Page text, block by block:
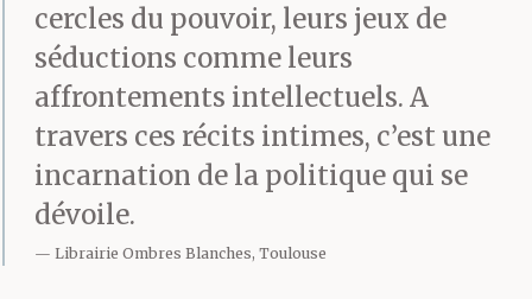
du parking, elle s’est
mise en travers de la
route en faisant de
grands signes – elle a
demandé si on pouvait
la ramener, sa voiture
cercles du pouvoir, leurs jeux de
séductions comme leurs
affrontements intellectuels. A
travers ces récits intimes, c’est une
incarnation de la politique qui se
dévoile.
Librairie Ombres Blanches, Toulouse